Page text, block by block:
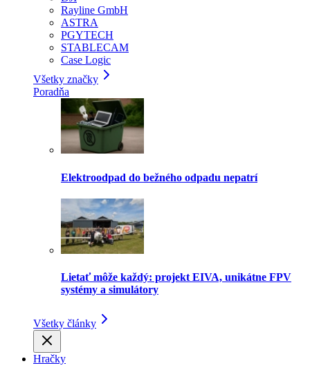
Rayline GmbH
ASTRA
PGYTECH
STABLECAM
Case Logic
Všetky značky
Poradňa
Elektroodpad do bežného odpadu nepatrí
Lietať môže každý: projekt EIVA, unikátne FPV
systémy a simulátory
Všetky články
Hračky